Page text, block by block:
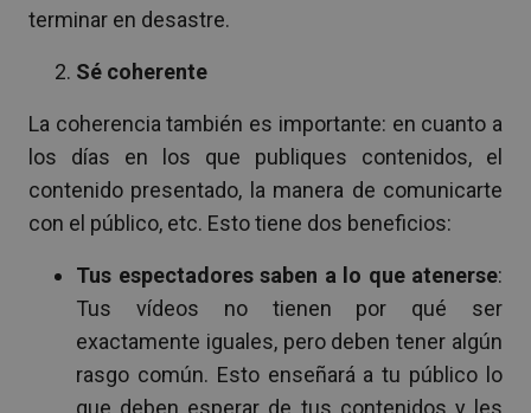
terminar en desastre.
Sé coherente
La coherencia también es importante: en cuanto a
los días en los que publiques contenidos, el
contenido presentado, la manera de comunicarte
con el público, etc. Esto tiene dos beneficios:
Tus espectadores saben a lo que atenerse:
Tus vídeos no tienen por qué ser
exactamente iguales, pero deben tener algún
rasgo común. Esto enseñará a tu público lo
que deben esperar de tus contenidos y les